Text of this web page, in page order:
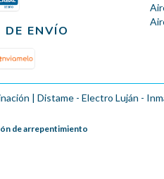
DE ENVÍO
| Distame - Electro Luján -
de arrepentimiento